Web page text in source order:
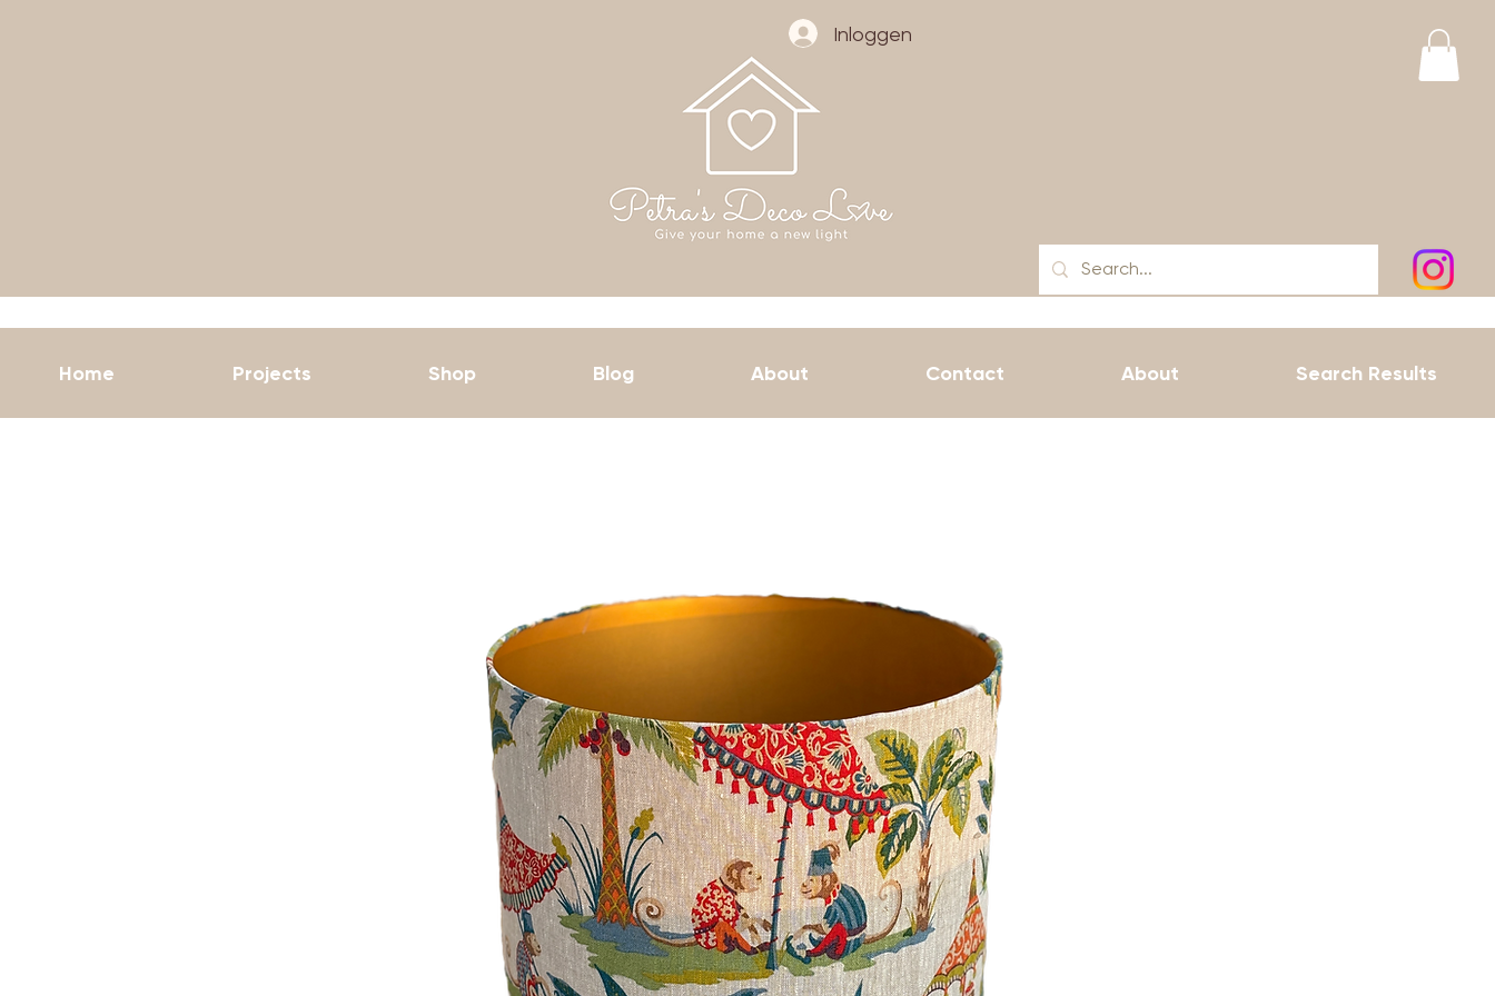
Inloggen
Home Projects Shop Blog About Contact About Search Results